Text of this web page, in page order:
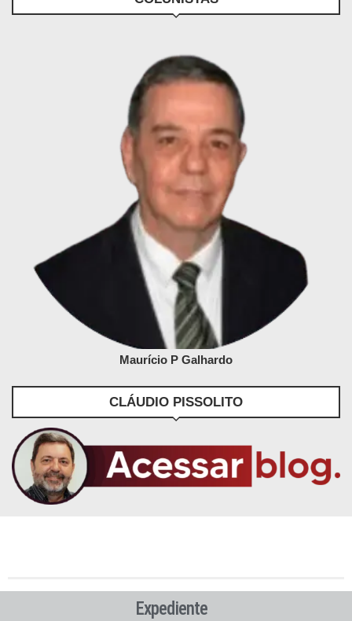
Maurício P Galhardo
CLÁUDIO PISSOLITO
Expediente